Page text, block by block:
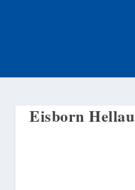
Eisborn Hellau